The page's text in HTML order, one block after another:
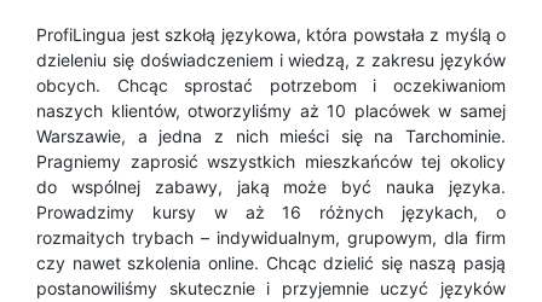
ProfiLingua jest szkołą językowa, która powstała z myślą o
dzieleniu się doświadczeniem i wiedzą, z zakresu języków
obcych. Chcąc sprostać potrzebom i oczekiwaniom
naszych klientów, otworzyliśmy aż 10 placówek w samej
Warszawie, a jedna z nich mieści się na Tarchominie.
Pragniemy zaprosić wszystkich mieszkańców tej okolicy
do wspólnej zabawy, jaką może być nauka języka.
Prowadzimy kursy w aż 16 różnych językach, o
rozmaitych trybach – indywidualnym, grupowym, dla firm
czy nawet szkolenia online. Chcąc dzielić się naszą pasją
postanowiliśmy skutecznie i przyjemnie uczyć języków